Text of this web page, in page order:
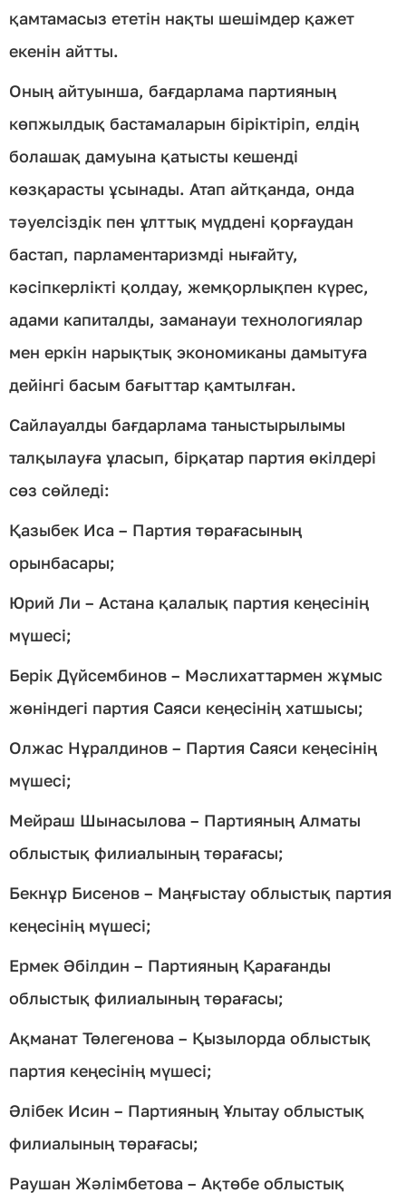
қамтамасыз ететін нақты шешімдер қажет
екенін айтты.
Оның айтуынша, бағдарлама партияның
көпжылдық бастамаларын біріктіріп, елдің
болашақ дамуына қатысты кешенді
көзқарасты ұсынады. Атап айтқанда, онда
тәуелсіздік пен ұлттық мүддені қорғаудан
бастап, парламентаризмді нығайту,
кәсіпкерлікті қолдау, жемқорлықпен күрес,
адами капиталды, заманауи технологиялар
мен еркін нарықтық экономиканы дамытуға
дейінгі басым бағыттар қамтылған.
Сайлауалды бағдарлама таныстырылымы
талқылауға ұласып, бірқатар партия өкілдері
сөз сөйледі:
Қазыбек Иса – Партия төрағасының
орынбасары;
Юрий Ли – Астана қалалық партия кеңесінің
мүшесі;
Берік Дүйсембинов – Мәслихаттармен жұмыс
жөніндегі партия Саяси кеңесінің хатшысы;
Олжас Нұралдинов – Партия Саяси кеңесінің
мүшесі;
Мейраш Шынасылова – Партияның Алматы
облыстық филиалының төрағасы;
Бекнұр Бисенов – Маңғыстау облыстық партия
кеңесінің мүшесі;
Ермек Әбілдин – Партияның Қарағанды
облыстық филиалының төрағасы;
Ақманат Төлегенова – Қызылорда облыстық
партия кеңесінің мүшесі;
Әлібек Исин – Партияның Ұлытау облыстық
филиалының төрағасы;
Раушан Жәлімбетова – Ақтөбе облыстық